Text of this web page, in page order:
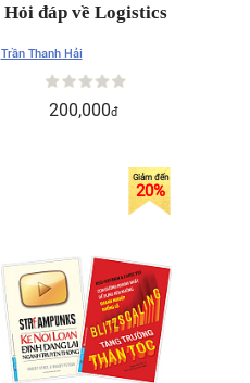
Hỏi đáp về Logistics
Trần Thanh Hải
200,000đ
20%